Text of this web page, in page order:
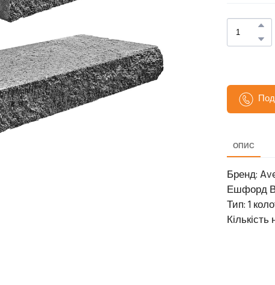
ОПИС
Бренд:
Ешфорд
Тип: 1
Кількість